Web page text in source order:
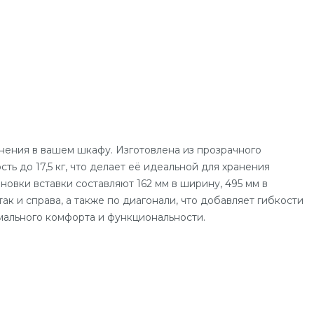
в вашем шкафу. Изготовлена из прозрачного
до 17,5 кг, что делает её идеальной для хранения
вставки составляют 162 мм в ширину, 495 мм в
и справа, а также по диагонали, что добавляет гибкости
комфорта и функциональности.